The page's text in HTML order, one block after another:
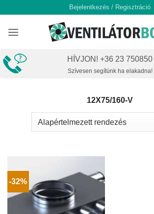
content
Bejelentkezés / Regisztráció
HÍVJON! +36 23 750850
Szívesen segítünk ha elakadna!
12X75/160-V
-32%